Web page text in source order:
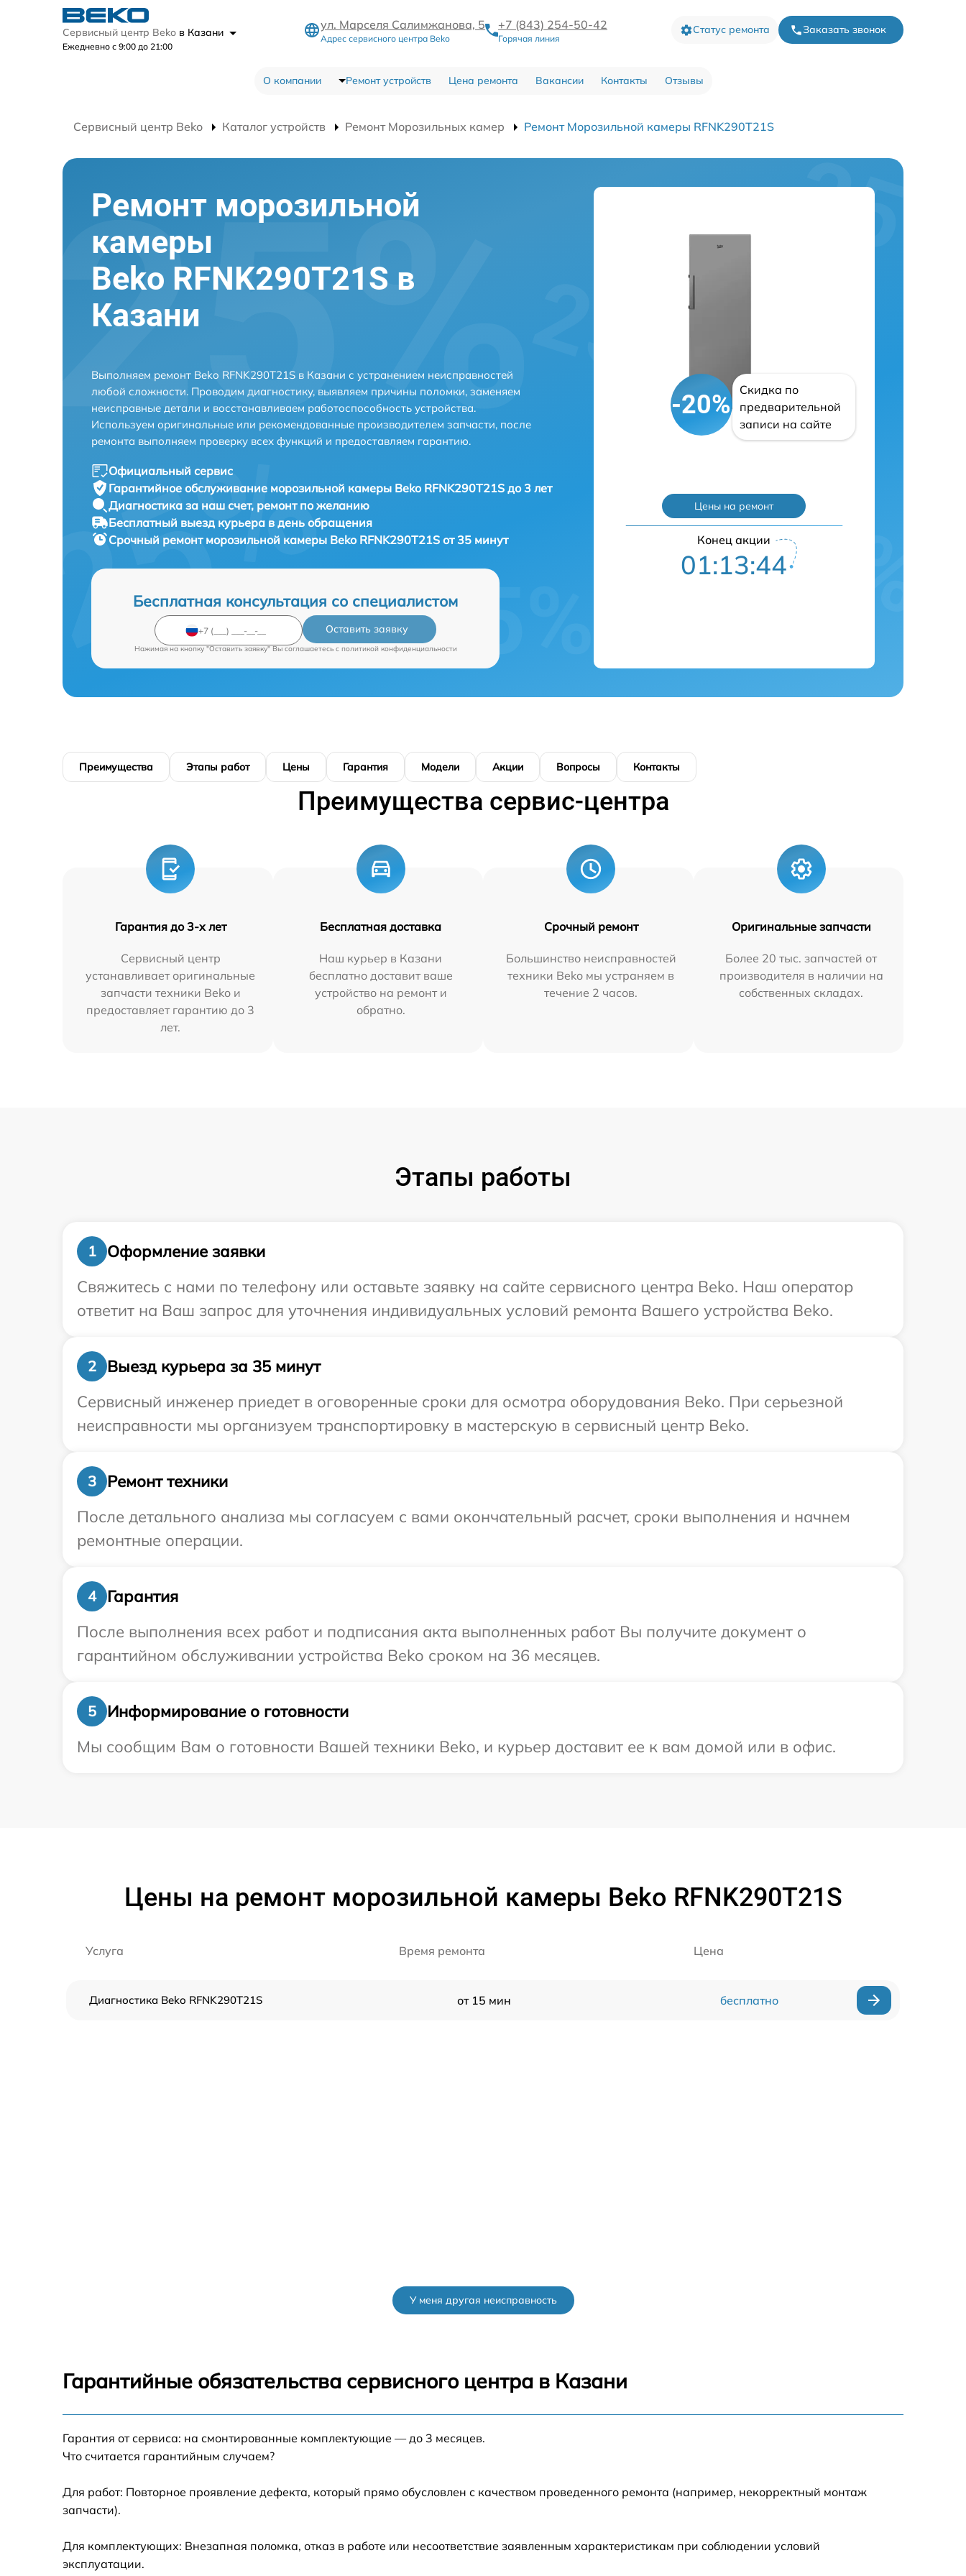
Сервисный центр Beko в Казани
Ежедневно с 9:00 до 21:00
ул. Марселя Салимжанова, 5
Адрес сервисного центра Beko
+7 (843) 254-50-42
Горячая линия
Статус ремонта Заказать звонок
О компании Ремонт устройств Цена ремонта Вакансии Контакты Отзывы
Сервисный центр Beko Каталог устройств Ремонт Морозильных камер Ремонт Морозильной камеры RFNK290T21S
Ремонт морозильной
камеры
Beko RFNK290T21S в
Казани
Выполняем ремонт Beko RFNK290T21S в Казани с устранением неисправностей
любой сложности. Проводим диагностику, выявляем причины поломки, заменяем
неисправные детали и восстанавливаем работоспособность устройства.
Используем оригинальные или рекомендованные производителем запчасти, после
ремонта выполняем проверку всех функций и предоставляем гарантию.
Официальный сервис
Гарантийное обслуживание морозильной камеры Beko RFNK290T21S до 3 лет
Диагностика за наш счет, ремонт по желанию
Бесплатный выезд курьера в день обращения
Срочный ремонт морозильной камеры Beko RFNK290T21S от 35 минут
Бесплатная консультация со специалистом
Оставить заявку
Нажимая на кнопку "Оставить заявку" Вы соглашаетесь c политикой конфиденциальности
-20%
Скидка по
предварительной
записи на сайте
Цены на ремонт
Конец акции
01:13:43
Преимущества Этапы работ Цены Гарантия Модели Акции Вопросы Контакты
Преимущества сервис-центра
Гарантия до 3-х лет
Сервисный центр
устанавливает оригинальные
запчасти техники Beko и
предоставляет гарантию до 3
лет.
Бесплатная доставка
Наш курьер в Казани
бесплатно доставит ваше
устройство на ремонт и
обратно.
Срочный ремонт
Большинство неисправностей
техники Beko мы устраняем в
течение 2 часов.
Оригинальные запчасти
Более 20 тыс. запчастей от
производителя в наличии на
собственных складах.
Этапы работы
1
Оформление заявки
Свяжитесь с нами по телефону или оставьте заявку на сайте сервисного центра Beko. Наш оператор
ответит на Ваш запрос для уточнения индивидуальных условий ремонта Вашего устройства Beko.
2
Выезд курьера за 35 минут
Сервисный инженер приедет в оговоренные сроки для осмотра оборудования Beko. При серьезной
неисправности мы организуем транспортировку в мастерскую в сервисный центр Beko.
3
Ремонт техники
После детального анализа мы согласуем с вами окончательный расчет, сроки выполнения и начнем
ремонтные операции.
4
Гарантия
После выполнения всех работ и подписания акта выполненных работ Вы получите документ о
гарантийном обслуживании устройства Beko сроком на 36 месяцев.
5
Информирование о готовности
Мы сообщим Вам о готовности Вашей техники Beko, и курьер доставит ее к вам домой или в офис.
Цены на ремонт морозильной камеры Beko RFNK290T21S
Услуга Время ремонта Цена
Диагностика Beko RFNK290T21S от 15 мин бесплатно
У меня другая неисправность
Гарантийные обязательства сервисного центра в Казани
Гарантия от сервиса: на смонтированные комплектующие — до 3 месяцев.
Что считается гарантийным случаем?
Для работ: Повторное проявление дефекта, который прямо обусловлен с качеством проведенного ремонта (например, некорректный монтаж
запчасти).
Для комплектующих: Внезапная поломка, отказ в работе или несоответствие заявленным характеристикам при соблюдении условий
эксплуатации.